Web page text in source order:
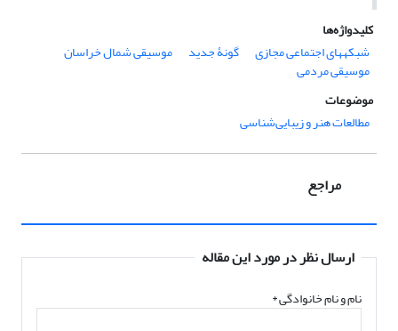
کلیدواژه‌ها
شبکه‏های اجتماعی مجازی
گونۀ جدید موسیقی شمال خراسان
موسیقی مردمی
موضوعات
مطالعات هنر و زیبایی‌شناسی
مراجع
ارسال نظر در مورد این مقاله
نام و نام خانوادگی*